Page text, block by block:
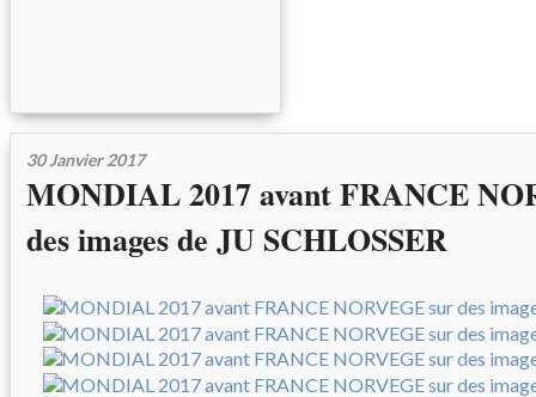
30 Janvier 2017
MONDIAL 2017 avant FRANCE
des images de JU SCHLOSSER